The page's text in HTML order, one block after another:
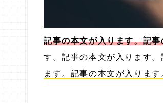
記事の本文が入ります。記
す。記事の本文が入ります
ます。記事の本文が入りま